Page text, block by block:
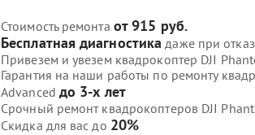
Стоимость ремонта от 915 руб.
Бесплатная диагностика даже при
Привезем и увезем квадрокоптер DJI
Гарантия на наши работы по ремонту
Advanced до 3-х лет
Срочный ремонт квадрокоптеров DJI
Скидка для вас до 20%